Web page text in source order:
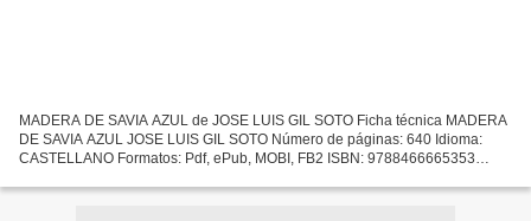
MADERA DE SAVIA AZUL de JOSE LUIS GIL SOTO Ficha técnica MADERA
DE SAVIA AZUL JOSE LUIS GIL SOTO Número de páginas: 640 Idioma:
CASTELLANO Formatos: Pdf, ePub, MOBI, FB2 ISBN: 9788466665353